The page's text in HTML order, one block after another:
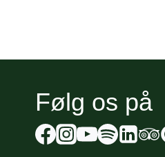
Følg os på